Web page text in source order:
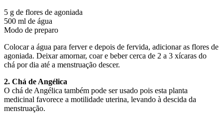
5 g de flores de agoniada
500 ml de água
Modo de preparo
Colocar a água para ferver e depois de fervida, adicionar as flores de
agoniada. Deixar amornar, coar e beber cerca de 2 a 3 xícaras do
chá por dia até a menstruação descer.
2. Chá de Angélica
O chá de Angélica também pode ser usado pois esta planta
medicinal favorece a motilidade uterina, levando à descida da
menstruação.